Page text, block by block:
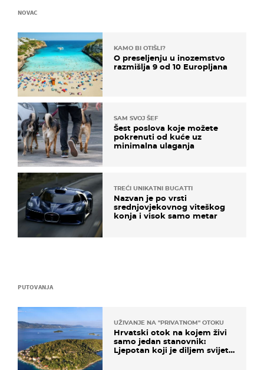
PUTOVANJA
UŽIVANJE NA "PRIVATNOM" OTOKU
Hrvatski otok na kojem živi
samo jedan stanovnik:
Ljepotan koji je diljem svijeta
NOVAC
KAMO BI OTIŠLI?
O preseljenju u inozemstvo
razmišlja 9 od 10 Europljana
SAM SVOJ ŠEF
Šest poslova koje možete
pokrenuti od kuće uz
minimalna ulaganja
TREĆI UNIKATNI BUGATTI
Nazvan je po vrsti
srednjovjekovnog viteškog
konja i visok samo metar